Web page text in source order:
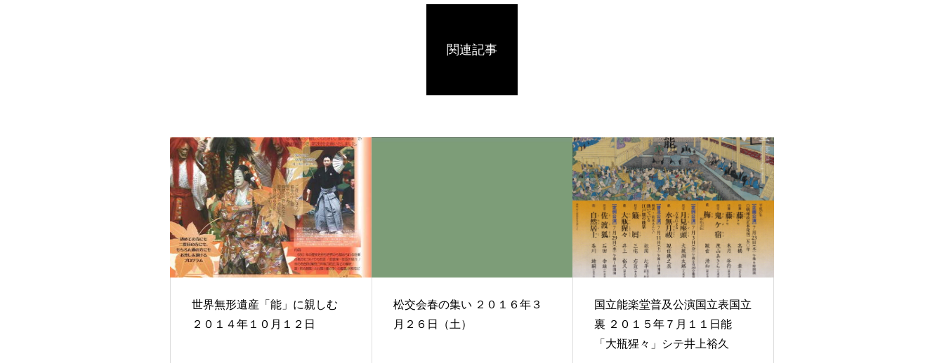
関連記事
世界無形遺産「能」に親しむ
２０１４年１０月１２日
松交会春の集い ２０１６年３
月２６日（土）
国立能楽堂普及公演国立表国立
裏 ２０１５年７月１１日能
「大瓶猩々」シテ井上裕久